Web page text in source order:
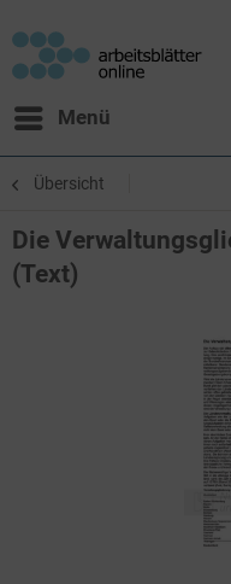
Menü
Übersicht
Die
(Text)